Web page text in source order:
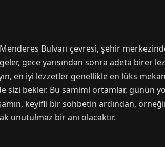
Bulvarı çevresi, şehir
gece yarısından sonra adeta birer
en iyi lezzetler genellikle en lüks
sizi bekler. Bu samimi ortamlar, günün
keyifli bir sohbetin ardından,
unutulmaz bir anı olacaktır.